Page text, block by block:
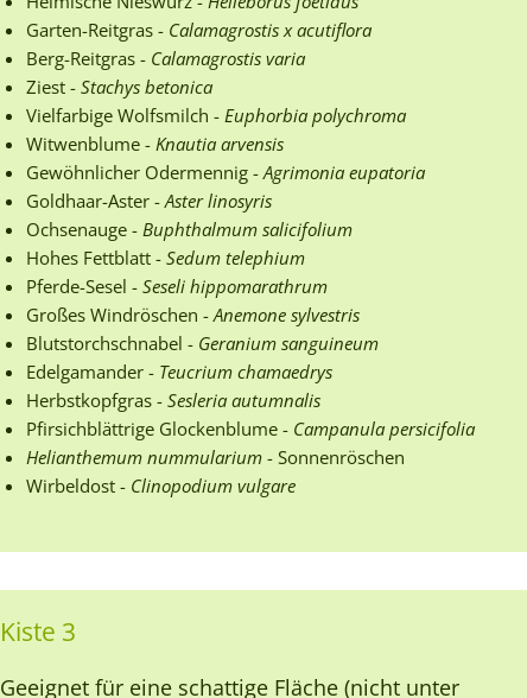
Garten-Reitgras - Calamagrostis x acutiflora
Berg-Reitgras - Calamagrostis varia
Ziest - Stachys betonica
Vielfarbige Wolfsmilch - Euphorbia polychroma
Witwenblume - Knautia arvensis
Gewöhnlicher Odermennig - Agrimonia eupatoria
Goldhaar-Aster - Aster linosyris
Ochsenauge - Buphthalmum salicifolium
Hohes Fettblatt - Sedum telephium
Pferde-Sesel - Seseli hippomarathrum
Großes Windröschen - Anemone sylvestris
Blutstorchschnabel - Geranium sanguineum
Edelgamander - Teucrium chamaedrys
Herbstkopfgras - Sesleria autumnalis
Pfirsichblättrige Glockenblume - Campanula persicifolia
Helianthemum nummularium - Sonnenröschen
Wirbeldost - Clinopodium vulgare
Kiste 3
Geeignet für eine schattige Fläche (nicht unter